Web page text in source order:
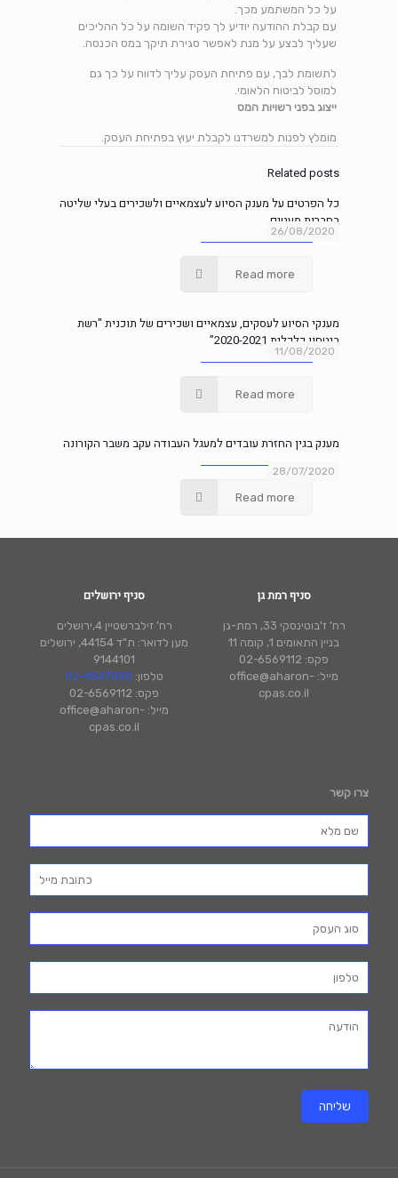
על כל המשתמע מכך.
עם קבלת ההודעה יודיע לך פקיד השומה על כל ההליכים
שעליך לבצע על מנת לאפשר סגירת תיקך במס הכנסה.
לתשומת לבך, עם פתיחת העסק עליך לדווח על כך גם
למוסל לביטוח הלאומי.
ייצוג בפני רשויות המס
מומלץ לפנות למשרדנו לקבלת יעוץ בפתיחת העסק.
Related posts
26/08/2020
כל הפרטים על מענק הסיוע לעצמאיים ולשכירים בעלי שליטה
בחברות מעטים
Read more
11/08/2020
מענקי הסיוע לעסקים, עצמאיים ושכירים של תוכנית "רשת
ביטחון כלכלית 2020-2021”
Read more
28/07/2020
מענק בגין החזרת עובדים למעגל העבודה עקב משבר הקורונה
Read more
סניף רמת גן
רח’ ז'בוטינסקי 33, רמת-גן
בניין התאומים 1, קומה 11
פקס: 02-6569112
מייל: office@aharon-
cpas.co.il
סניף ירושלים
רח’ זילברשטיין 4,ירושלים
מען לדואר: ת"ד 44154, ירושלים
9144101
טלפון: 02-6567050
פקס: 02-6569112
מייל: office@aharon-
cpas.co.il
צרו קשר